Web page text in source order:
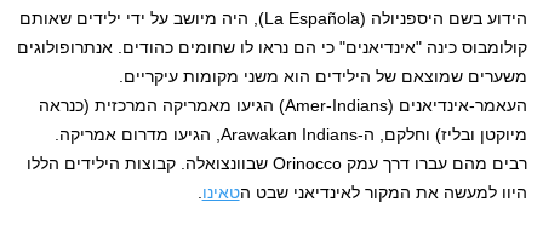
הידוע בשם היספניולה (La Española), היה מיושב על ידי ילידים שאותם
קולומבוס כינה "אינדיאנים" כי הם נראו לו שחומים כהודים. אנתרופולוגים
משערים שמוצאם של הילידים הוא משני מקומות עיקריים.
העאמר-אינדיאנים (Amer-Indians) הגיעו מאמריקה המרכזית (כנראה
מיוקטן ובליז) וחלקם, ה-Arawakan Indians, הגיעו מדרום אמריקה.
רבים מהם עברו דרך עמק Orinocco שבוונצואלה. קבוצות הילידים הללו
היוו למעשה את המקור לאינדיאני שבט הטאינו